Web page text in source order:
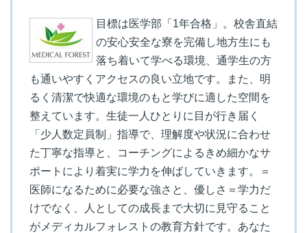
目標は医学部「1年合格」。校舎直結
の安心安全な寮を完備し地方生にも
落ち着いて学べる環境、通学生の方
も通いやすくアクセスの良い立地です。また、明
るく清潔で快適な環境のもと学びに適した空間を
整えています。生徒一人ひとりに目が行き届く
「少人数定員制」指導で、理解度や状況に合わせ
た丁寧な指導と、コーチングによるきめ細かなサ
ポートにより着実に学力を伸ばしていきます。＝
医師になるために必要な強さと、優しさ＝学力だ
けでなく、人としての成長まで大切に見守ること
がメディカルフォレストの教育方針です。あなた